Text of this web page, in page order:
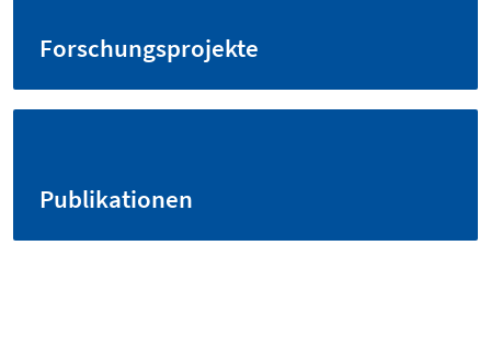
Forschungsprojekte
Publikationen